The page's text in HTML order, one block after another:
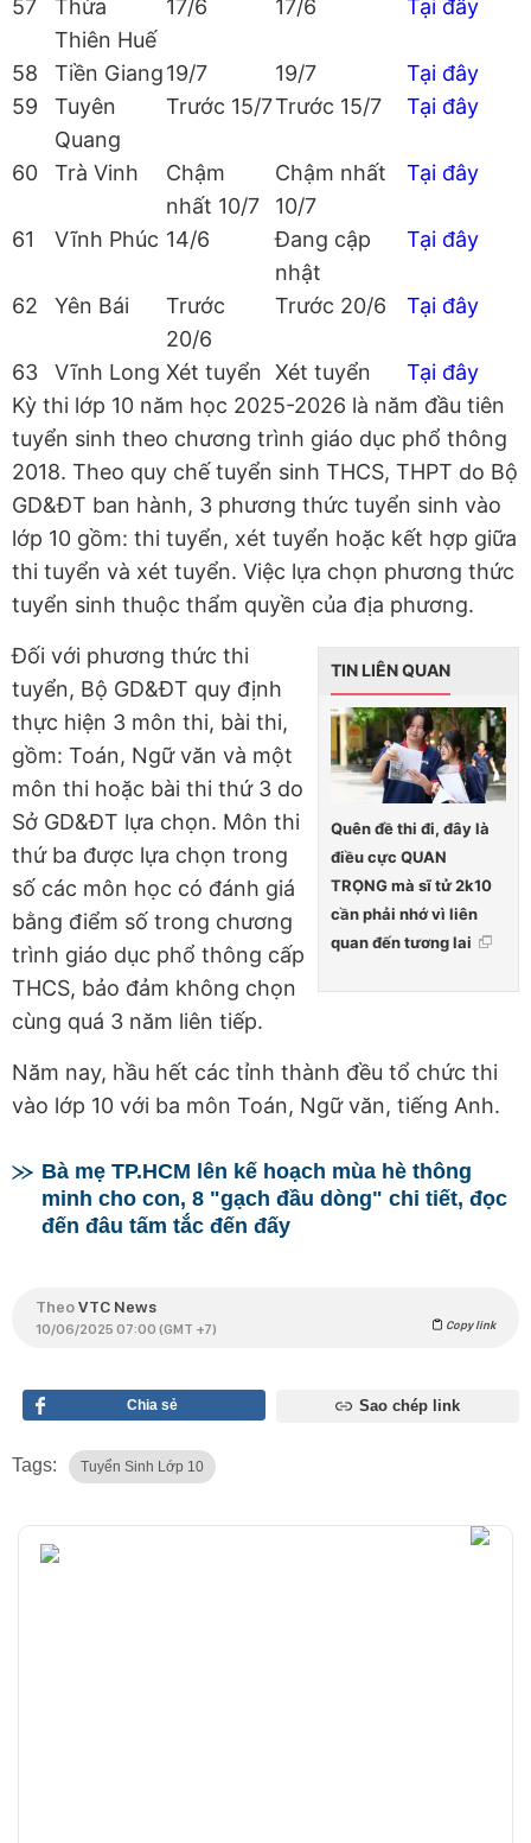
57
Thừa
Thiên Huế
17/6 17/6 Tại đây
58 Tiền Giang19/7 19/7
Tại đây
59
Tuyên
Quang
Trước 15/7Trước 15/7 Tại đây
60 Trà Vinh
Chậm
nhất 10/7
Chậm nhất
10/7
Tại đây
61 Vĩnh Phúc 14/6
Đang cập
nhật
Tại đây
62 Yên Bái
Trước
20/6
Trước 20/6 Tại đây
63 Vĩnh Long Xét tuyển Xét tuyển
Tại đây
Kỳ thi lớp 10 năm học 2025-2026 là năm đầu tiên
tuyển sinh theo chương trình giáo dục phổ thông
2018. Theo quy chế tuyển sinh THCS, THPT do Bộ
GD&ĐT ban hành, 3 phương thức tuyển sinh vào
lớp 10 gồm: thi tuyển, xét tuyển hoặc kết hợp giữa
thi tuyển và xét tuyển. Việc lựa chọn phương thức
tuyển sinh thuộc thẩm quyền của địa phương.
TIN LIÊN QUAN
Quên đề thi đi, đây là
điều cực QUAN
TRỌNG mà sĩ tử 2k10
cần phải nhớ vì liên
quan đến tương lai
Đối với phương thức thi
tuyển, Bộ GD&ĐT quy định
thực hiện 3 môn thi, bài thi,
gồm: Toán, Ngữ văn và một
môn thi hoặc bài thi thứ 3 do
Sở GD&ĐT lựa chọn. Môn thi
thứ ba được lựa chọn trong
số các môn học có đánh giá
bằng điểm số trong chương
trình giáo dục phổ thông cấp
THCS, bảo đảm không chọn
cùng quá 3 năm liên tiếp.
Năm nay, hầu hết các tỉnh thành đều tổ chức thi
vào lớp 10 với ba môn Toán, Ngữ văn, tiếng Anh.
Bà mẹ TP.HCM lên kế hoạch mùa hè thông
minh cho con, 8 "gạch đầu dòng" chi tiết, đọc
đến đâu tấm tắc đến đấy
TheoVTC News
10/06/2025 07:00 (GMT +7) Copy link
Chia sẻ Sao chép link
Tags: Tuyển Sinh Lớp 10